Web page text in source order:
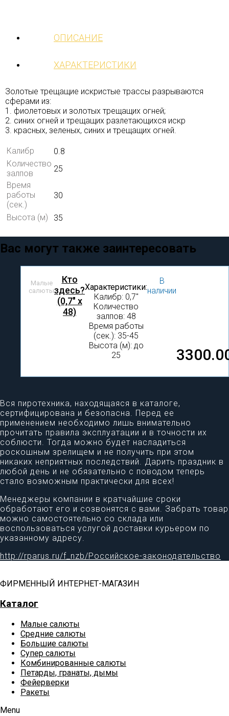
ОПИСАНИЕ
ХАРАКТЕРИСТИКИ
Золотые трещащие искристые трассы разрываются
сферами из:
1. фиолетовых и золотых трещащих огней;
2. синих огней и трещащих разлетающихся искр
3. красных, зеленых, синих и трещащих огней.
Калибр
0.8
Количество
залпов
25
Время
работы
(сек.)
30
Высота (м) 35
Вас могут также заинтересовать
Малые
салюты
Кто
здесь?
(0,7" x
48)
Характеристики:
Калибр: 0,7″
Количество
залпов: 48
Время работы
(сек.): 35-45
Высота (м): до
25
В
наличии
Вся пиротехника, находящаяся в каталоге,
сертифицирована и безопасна. Перед ее
применением необходимо лишь внимательно
прочитать правила эксплуатации и в точности их
соблюсти. Тогда можно будет насладиться
роскошным зрелищем и не получить при этом
никаких неприятных последствий. Дарить праздник в
любой день и не обязательно с поводом теперь
стало возможным практически для всех!
Менеджеры компании в кратчайшие сроки
обработают его и созвонятся с вами. Забрать товар
можно самостоятельно со склада или
воспользоваться услугой доставки курьером по
указанному адресу.
http://rparus.ru/f_nzb/Российское-законодательство
ФИРМЕННЫЙ ИНТЕРНЕТ-МАГАЗИН
Каталог
Малые салюты
Средние салюты
Большие салюты
Супер салюты
Комбинированные салюты
Петарды, гранаты, дымы
Фейерверки
Ракеты
Menu